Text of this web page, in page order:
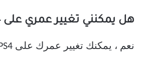
هل يمكنني تغيير عمري على PS4؟